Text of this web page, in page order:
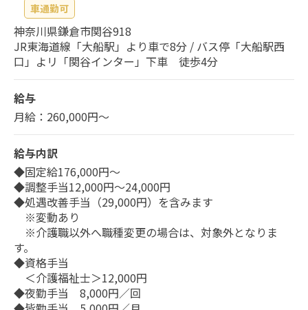
車通勤可
神奈川県鎌倉市関谷918
JR東海道線「大船駅」より車で8分 / バス停「大船駅西
口」よリ「関谷インター」下車 徒歩4分
給与
月給：260,000円～
給与内訳
◆固定給176,000円～
◆調整手当12,000円～24,000円
◆処遇改善手当（29,000円）を含みます
※変動あり
※介護職以外へ職種変更の場合は、対象外となりま
す。
◆資格手当
＜介護福祉士＞12,000円
◆夜勤手当 8,000円／回